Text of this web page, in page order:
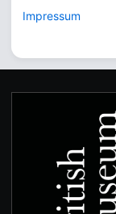
Impressum